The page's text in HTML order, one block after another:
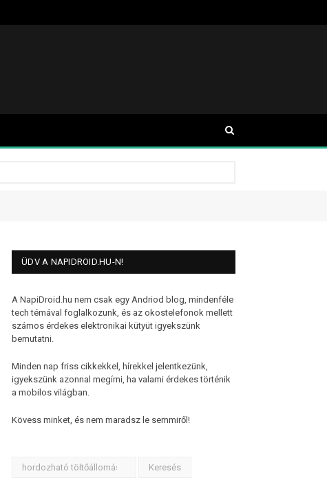
ÜDV A NAPIDROID.HU-N!
A NapiDroid.hu nem csak egy Andriod blog, mindenféle
tech témával foglalkozunk, és az okostelefonok mellett
számos érdekes elektronikai kütyüt igyekszünk
bemutatni.
Minden nap friss cikkekkel, hírekkel jelentkezünk,
igyekszünk azonnal megírni, ha valami érdekes történik
a mobilos világban.
Kövess minket, és nem maradsz le semmiről!